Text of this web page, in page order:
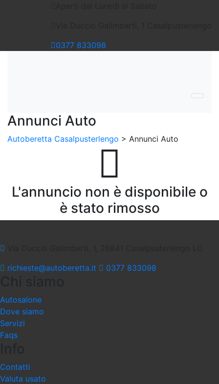
0377 833098
Annunci Auto
Autoberetta Casalpusterlengo > Annunci Auto
L'annuncio non è disponibile o
è stato rimosso
richieste@autoberetta.it
0377 833098
Autosalone
Dove siamo
Servizi
Faqs
Contatti
Valuta usato